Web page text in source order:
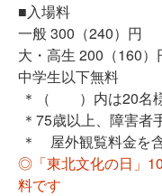
■入場料
一般 300（240）円
大・高生 200（160）
中学生以下無料
＊（ ）内は20名
＊75歳以上、障害者
＊ 屋外観覧料金を
◎「東北文化の日」
料です